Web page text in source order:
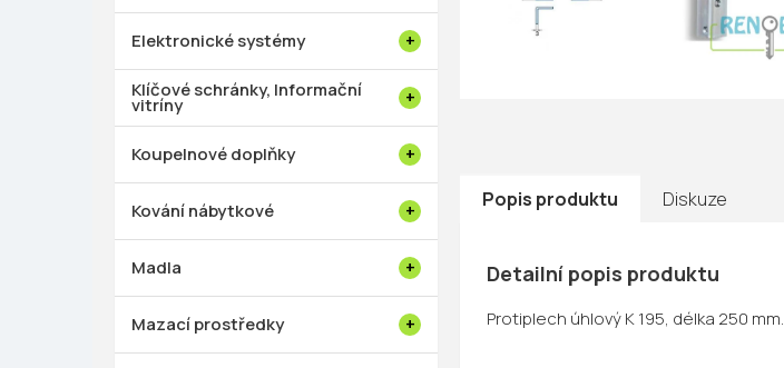
n
l
Elektronické systémy
Klíčové schránky, Informační
vitríny
Koupelnové doplňky
Kování nábytkové
Madla
Mazací prostředky
Popis produktu Diskuze
Detailní popis produktu
Protiplech úhlový K 195, délka 250 mm.